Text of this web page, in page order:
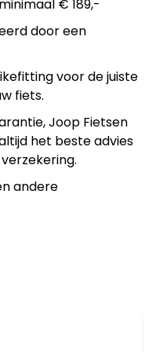
€ 189,-
door een
voor de juiste
fiets.
Joop Fietsen
het beste advies
andere